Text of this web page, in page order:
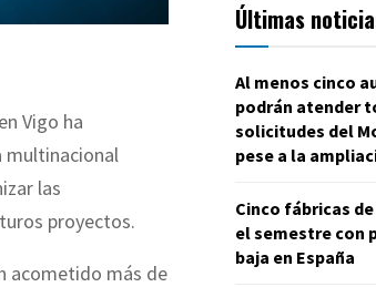
Vigo ha
multinacional
las
proyectos.
acometido más de
Últimas
Al menos cinco
podrán atender
solicitudes del
pese a la
Cinco fábricas
el semestre con
baja en España